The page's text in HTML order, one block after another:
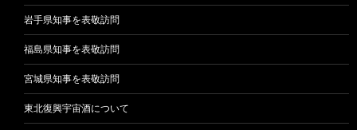
岩手県知事を表敬訪問
福島県知事を表敬訪問
宮城県知事を表敬訪問
東北復興宇宙酒について